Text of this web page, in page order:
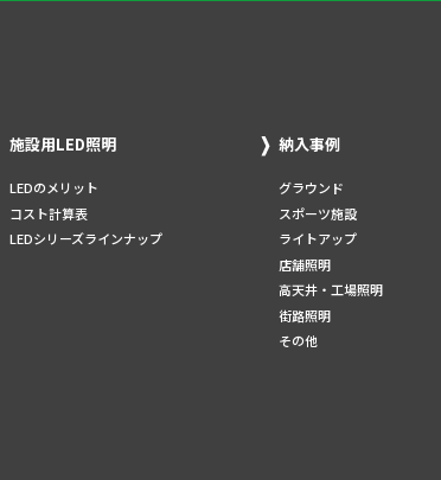
施設用LED照明
LEDのメリット
コスト計算表
LEDシリーズラインナップ
納入事例
グラウンド
スポーツ施設
ライトアップ
店舗照明
高天井・工場照明
街路照明
その他